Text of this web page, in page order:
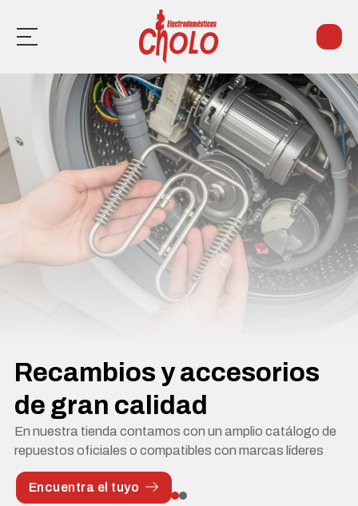
Piezas de electrodomésticos
Reparación de electrodomésticos
Contacto
¿Necesitas ayuda?
Llámanos: 982 217 526
Recambios y accesorios
de gran calidad
En nuestra tienda contamos con un amplio catálogo de
repuestos oficiales o compatibles con marcas líderes
Encuentra el tuyo